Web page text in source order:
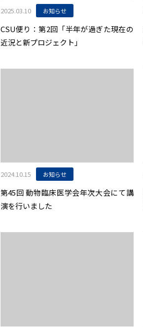
2025.03.10 お知らせ
CSU便り：第2回「半年が過ぎた現在の
近況と新プロジェクト」
2024.10.15 お知らせ
第45回 動物臨床医学会年次大会にて講
演を行いました